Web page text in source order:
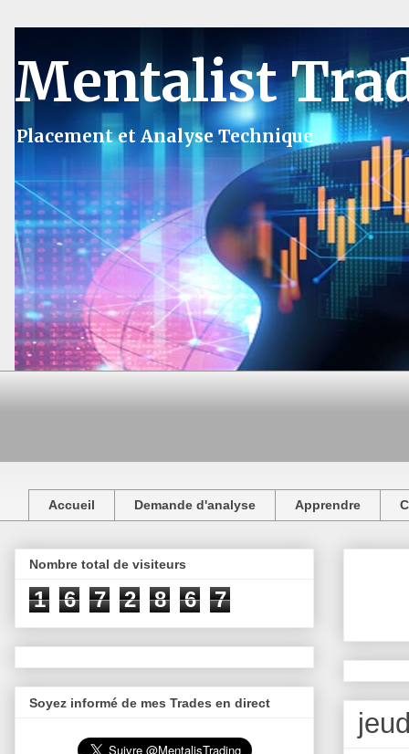
Mentalist
Placement et Analyse Technique
Accueil Demande d'analyse Apprendre
Nombre total de visiteurs
1 6 7 2 8 6 7
Soyez informé de mes Trades en direct